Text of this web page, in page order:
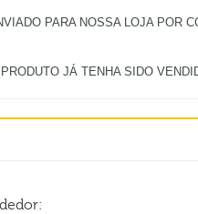
PARA NOSSA LOJA POR